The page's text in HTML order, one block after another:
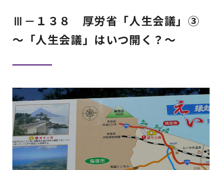
Ⅲ－１３８ 厚労省「人生会議」③
～「人生会議」はいつ開く？～